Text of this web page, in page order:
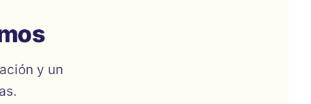
y un